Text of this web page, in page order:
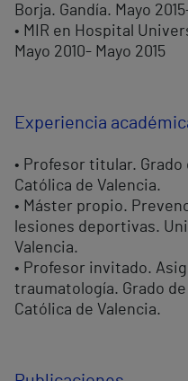
Borja. Gandía. Mayo
• MIR en Hospital
Mayo 2010- Mayo 2015
Experiencia
• Profesor titular.
Católica de Valencia.
• Máster propio.
lesiones deportivas.
Valencia.
• Profesor invitado.
traumatología. Grado
Católica de Valencia.